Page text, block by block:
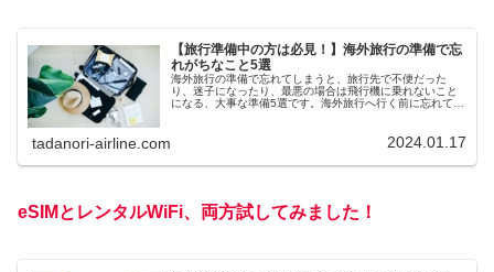
【旅行準備中の方は必見！】海外旅行の準備で忘
れがちなこと5選
海外旅行の準備で忘れてしまうと、旅行先で不便だった
り、迷子になったり、最悪の場合は飛行機に乗れないこと
になる、大事な準備5選です。海外旅行へ行く前に忘れてな
tadanori-airline.com 2024.01.17
eSIMとレンタルWiFi、両方試してみました！